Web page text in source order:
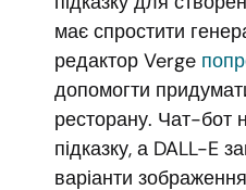
має спростити
редактор Verge
допомогти
ресторану. Чат-бот
підказку, а DALL-E
варіанти